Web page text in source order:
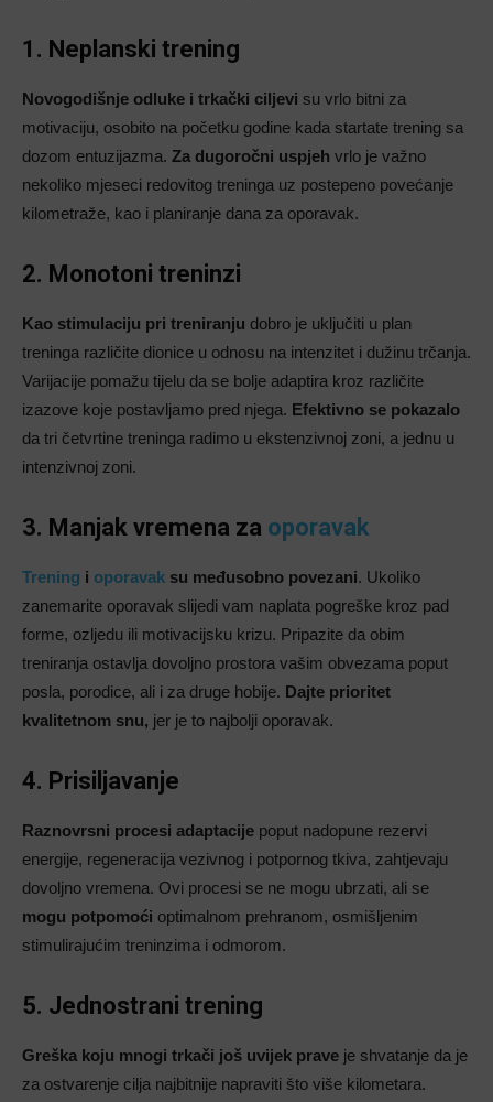
1. Neplanski trening
Novogodišnje odluke i trkački ciljevi su vrlo bitni za
motivaciju, osobito na početku godine kada startate trening sa
dozom entuzijazma. Za dugoročni uspjeh vrlo je važno
nekoliko mjeseci redovitog treninga uz postepeno povećanje
kilometraže, kao i planiranje dana za oporavak.
2. Monotoni treninzi
Kao stimulaciju pri treniranju dobro je uključiti u plan
treninga različite dionice u odnosu na intenzitet i dužinu trčanja.
Varijacije pomažu tijelu da se bolje adaptira kroz različite
izazove koje postavljamo pred njega. Efektivno se pokazalo
da tri četvrtine treninga radimo u ekstenzivnoj zoni, a jednu u
intenzivnoj zoni.
3. Manjak vremena za oporavak
Trening i oporavak su međusobno povezani. Ukoliko
zanemarite oporavak slijedi vam naplata pogreške kroz pad
forme, ozljedu ili motivacijsku krizu. Pripazite da obim
treniranja ostavlja dovoljno prostora vašim obvezama poput
posla, porodice, ali i za druge hobije. Dajte prioritet
kvalitetnom snu, jer je to najbolji oporavak.
4. Prisiljavanje
Raznovrsni procesi adaptacije poput nadopune rezervi
energije, regeneracija vezivnog i potpornog tkiva, zahtjevaju
dovoljno vremena. Ovi procesi se ne mogu ubrzati, ali se
mogu potpomoći optimalnom prehranom, osmišljenim
stimulirajućim treninzima i odmorom.
5. Jednostrani trening
Greška koju mnogi trkači još uvijek prave je shvatanje da je
za ostvarenje cilja najbitnije napraviti što više kilometara.